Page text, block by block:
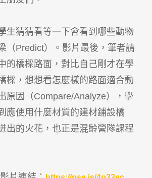
生猜猜看等一下會看到哪些動物
（Predict）。影片最後，筆者請
的橋樑路面，對比自己剛才在學
樑，想想看怎麼樣的路面適合動
原因（Compare/Analyze），學
應使用什麼材質的建材鋪設橋
出的火花，也正是混齡營隊課程